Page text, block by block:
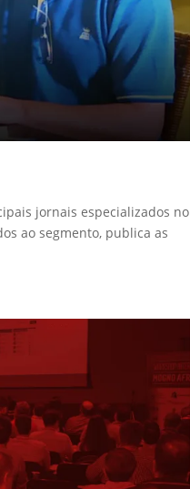
jornais especializados no
ao segmento, publica as